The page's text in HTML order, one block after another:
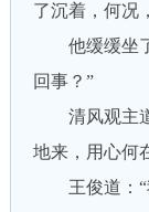
了沉着，何况
他缓缓坐了
回事？”
清风观主道
地来，用心何
王俊道：“